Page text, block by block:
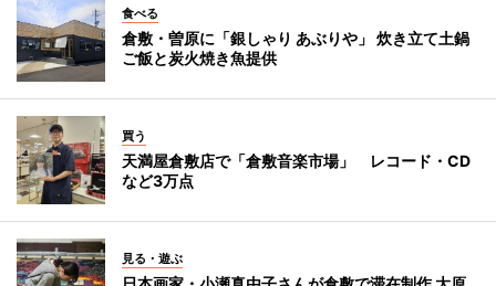
食べる
倉敷・曽原に「銀しゃり あぶりや」 炊き立て土鍋
ご飯と炭火焼き魚提供
買う
天満屋倉敷店で「倉敷音楽市場」 レコード・CD
など3万点
見る・遊ぶ